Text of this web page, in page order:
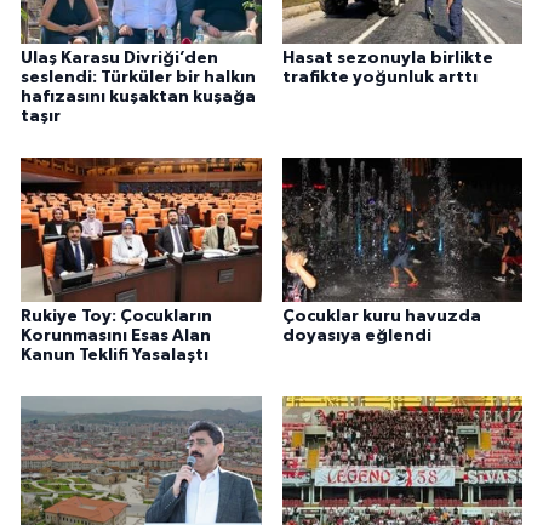
Ulaş Karasu Divriği’den
seslendi: Türküler bir halkın
hafızasını kuşaktan kuşağa
taşır
Hasat sezonuyla birlikte
trafikte yoğunluk arttı
Rukiye Toy: Çocukların
Korunmasını Esas Alan
Kanun Teklifi Yasalaştı
Çocuklar kuru havuzda
doyasıya eğlendi